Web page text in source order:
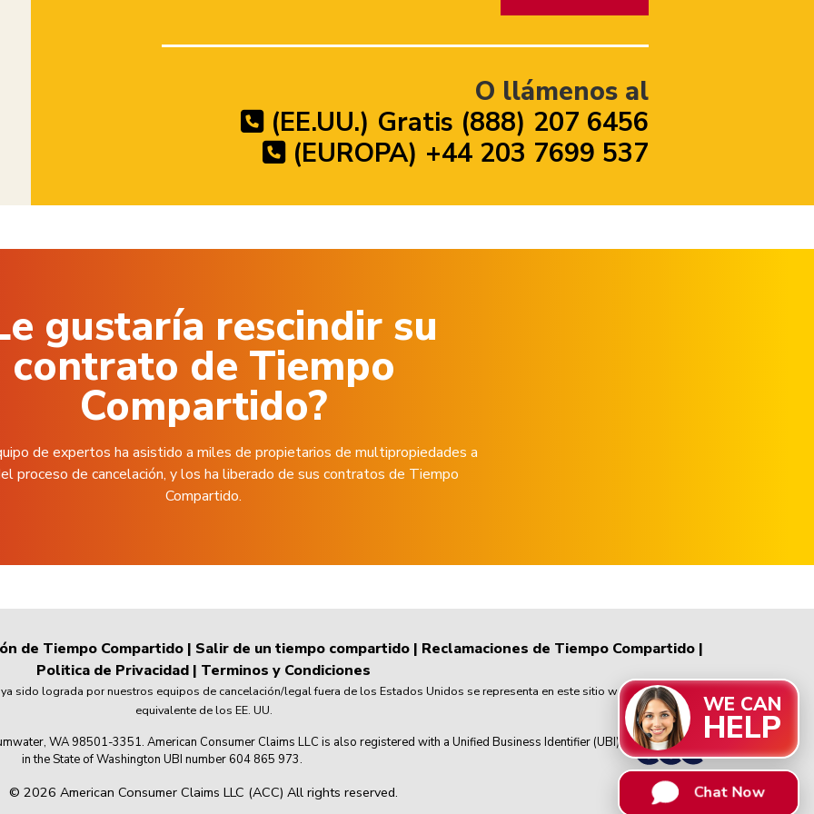
O llámenos al
(EE.UU.) Gratis (888) 207 6456
(EUROPA) +44 203 7699 537
gustaría rescindir su
contrato de Tiempo
Compartido?
de expertos ha asistido a miles de propietarios de multipropiedades a
proceso de cancelación, y los ha liberado de sus contratos de Tiempo
Compartido.
de Tiempo Compartido| Salir de un tiempo compartido| Reclamaciones de Tiempo Compartido|
Politica de Privacidad | Terminos y Condiciones
sido lograda por nuestros equipos de cancelación/legal fuera de los Estados Unidos se representa en este sitio web en la moneda
equivalente de los EE. UU.
WA 98501-3351. American Consumer Claims LLC is also registered with a Unified Business Identifier (UBI)
in the State of Washington UBI number 604 865 973.
© 2026 American Consumer Claims LLC (ACC) All rights reserved.
WE CAN
HELP
Chat Now